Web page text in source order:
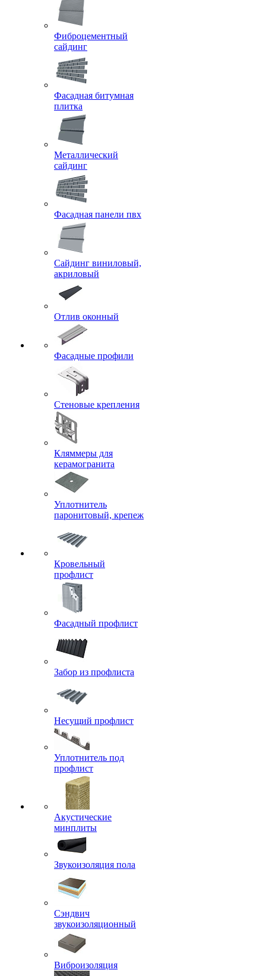
Фиброцементный
сайдинг
Фасадная битумная
плитка
Металлический
сайдинг
Фасадная панели пвх
Сайдинг виниловый,
акриловый
Отлив оконный
Фасадные профили
Стеновые крепления
Кляммеры для
керамогранита
Уплотнитель
паронитовый, крепеж
Кровельный
профлист
Фасадный профлист
Забор из профлиста
Несущий профлист
Уплотнитель под
профлист
Акустические
минплиты
Звукоизоляция пола
Сэндвич
звукоизоляционный
Виброизоляция